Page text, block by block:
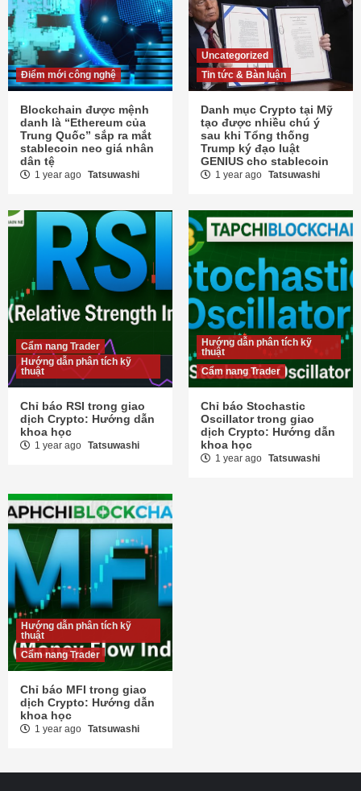
Điểm mới công nghệ
Blockchain được mệnh
danh là “Ethereum của
Trung Quốc” sắp ra mắt
stablecoin neo giá nhân
dân tệ
1 year ago Tatsuwashi
Uncategorized
Tin tức & Bàn luận
Danh mục Crypto tại Mỹ
tạo được nhiều chú ý
sau khi Tổng thống
Trump ký đạo luật
GENIUS cho stablecoin
1 year ago Tatsuwashi
Cẩm nang Trader
Hướng dẫn phân tích kỹ
thuật
Chỉ báo RSI trong giao
dịch Crypto: Hướng dẫn
khoa học
1 year ago Tatsuwashi
Hướng dẫn phân tích kỹ
thuật
Cẩm nang Trader
Chỉ báo Stochastic
Oscillator trong giao
dịch Crypto: Hướng dẫn
khoa học
1 year ago Tatsuwashi
Hướng dẫn phân tích kỹ
thuật
Cẩm nang Trader
Chỉ báo MFI trong giao
dịch Crypto: Hướng dẫn
khoa học
1 year ago Tatsuwashi